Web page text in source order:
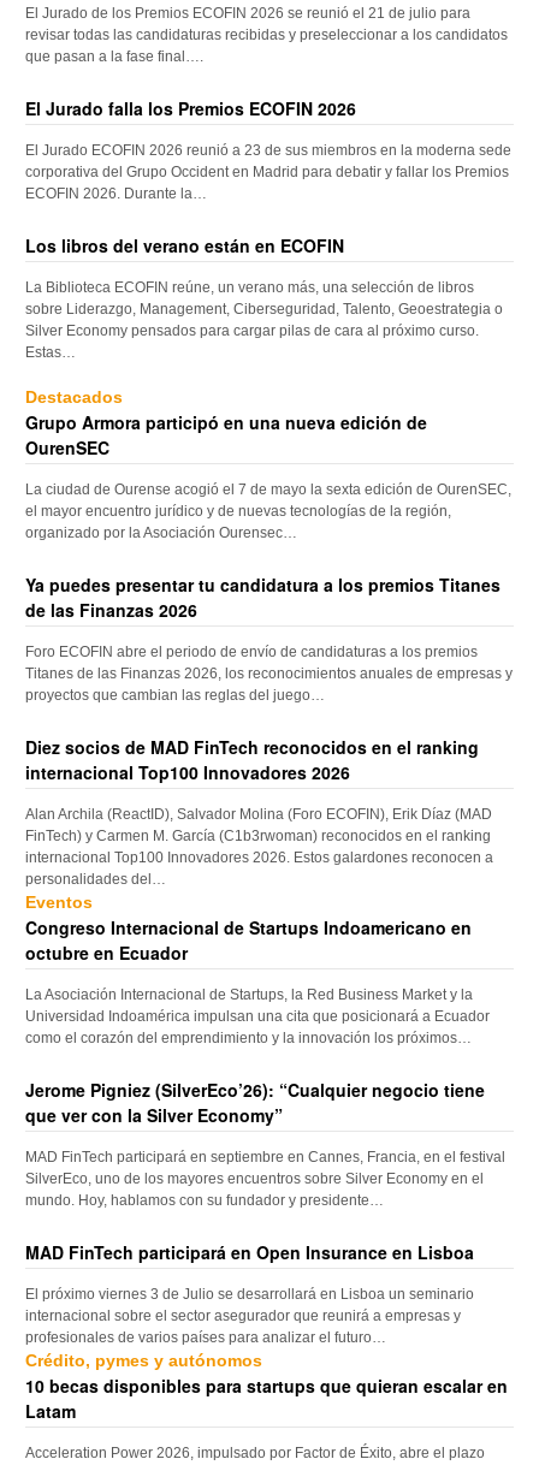
El Jurado de los Premios ECOFIN 2026 se reunió el 21 de julio para
revisar todas las candidaturas recibidas y preseleccionar a los candidatos
que pasan a la fase final….
El Jurado falla los Premios ECOFIN 2026
El Jurado ECOFIN 2026 reunió a 23 de sus miembros en la moderna sede
corporativa del Grupo Occident en Madrid para debatir y fallar los Premios
ECOFIN 2026. Durante la…
Los libros del verano están en ECOFIN
La Biblioteca ECOFIN reúne, un verano más, una selección de libros
sobre Liderazgo, Management, Ciberseguridad, Talento, Geoestrategia o
Silver Economy pensados para cargar pilas de cara al próximo curso.
Estas…
Destacados
Grupo Armora participó en una nueva edición de
OurenSEC
La ciudad de Ourense acogió el 7 de mayo la sexta edición de OurenSEC,
el mayor encuentro jurídico y de nuevas tecnologías de la región,
organizado por la Asociación Ourensec…
Ya puedes presentar tu candidatura a los premios Titanes
de las Finanzas 2026
Foro ECOFIN abre el periodo de envío de candidaturas a los premios
Titanes de las Finanzas 2026, los reconocimientos anuales de empresas y
proyectos que cambian las reglas del juego…
Diez socios de MAD FinTech reconocidos en el ranking
internacional Top100 Innovadores 2026
Alan Archila (ReactID), Salvador Molina (Foro ECOFIN), Erik Díaz (MAD
FinTech) y Carmen M. García (C1b3rwoman) reconocidos en el ranking
internacional Top100 Innovadores 2026. Estos galardones reconocen a
personalidades del…
Eventos
Congreso Internacional de Startups Indoamericano en
octubre en Ecuador
La Asociación Internacional de Startups, la Red Business Market y la
Universidad Indoamérica impulsan una cita que posicionará a Ecuador
como el corazón del emprendimiento y la innovación los próximos…
Jerome Pigniez (SilverEco’26): “Cualquier negocio tiene
que ver con la Silver Economy”
MAD FinTech participará en septiembre en Cannes, Francia, en el festival
SilverEco, uno de los mayores encuentros sobre Silver Economy en el
mundo. Hoy, hablamos con su fundador y presidente…
MAD FinTech participará en Open Insurance en Lisboa
El próximo viernes 3 de Julio se desarrollará en Lisboa un seminario
internacional sobre el sector asegurador que reunirá a empresas y
profesionales de varios países para analizar el futuro…
Crédito, pymes y autónomos
10 becas disponibles para startups que quieran escalar en
Latam
Acceleration Power 2026, impulsado por Factor de Éxito, abre el plazo